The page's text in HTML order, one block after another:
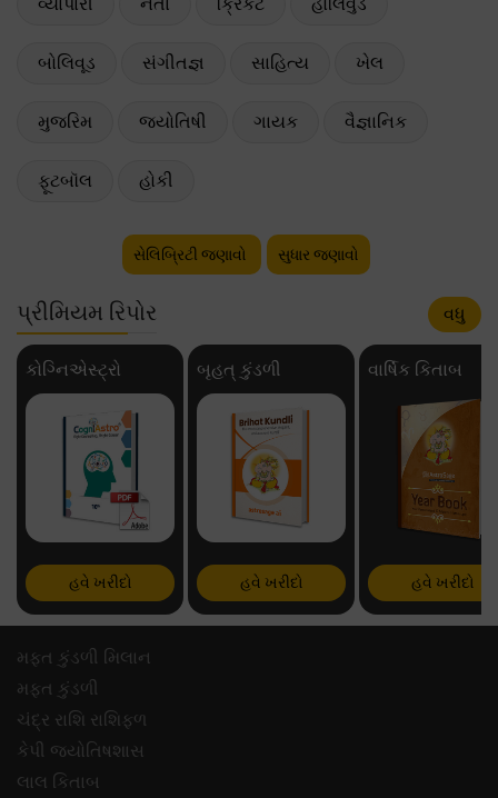
બોલિવૂડ સંગીતજ્ઞ સાહિત્ય ખેલ
મુજરિમ જ્યોતિષી ગાયક વૈજ્ઞાનિક
ફૂટબૉલ હોકી
સેલિબ્રિટી જણાવો સુધાર જણાવો
પ્રીમિયમ રિપોર વધુ
કોગ્નિએસ્ટ્રો
હવે ખરીદો
બૃહત્ કુંડળી
હવે ખરીદો
વાર્ષિક કિતાબ
હવે ખરીદો
મફ્ત કુંડળી મિલાન
મફ્ત કુંડળી
ચંદ્ર રાશિ રાશિફળ
કેપી જ્યોતિષશાસ
લાલ કિતાબ